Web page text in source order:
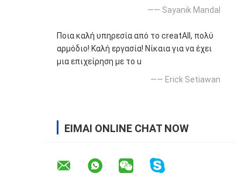
—— Sayanik Mandal
Ποια καλή υπηρεσία από το creatAll, πολύ
αρμόδιο! Καλή εργασία! Νίκαια για να έχει
μια επιχείρηση με το u
—— Erick Setiawan
ΕΊΜΑΙ ONLINE CHAT NOW